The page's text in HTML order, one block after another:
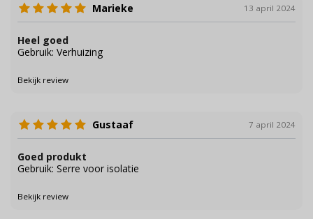
Marieke 13 april 2024
Heel goed
Gebruik: Verhuizing
Bekijk review
Gustaaf 7 april 2024
Goed produkt
Gebruik: Serre voor isolatie
Bekijk review